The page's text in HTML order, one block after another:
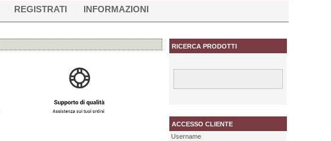
REGISTRATI INFORMAZIONI
RICERCA PRODOTTI
ACCESSO CLIENTE
Username